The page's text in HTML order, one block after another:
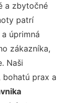
a zbytočné
patrí
úprimná
zákazníka,
Naši
bohatú prax a